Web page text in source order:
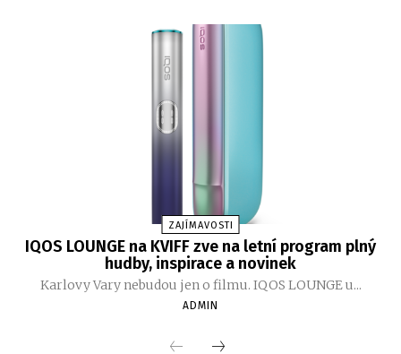
ZAJÍMAVOSTI
IQOS LOUNGE na KVIFF zve na letní program plný
hudby, inspirace a novinek
Karlovy Vary nebudou jen o filmu. IQOS LOUNGE u...
ADMIN